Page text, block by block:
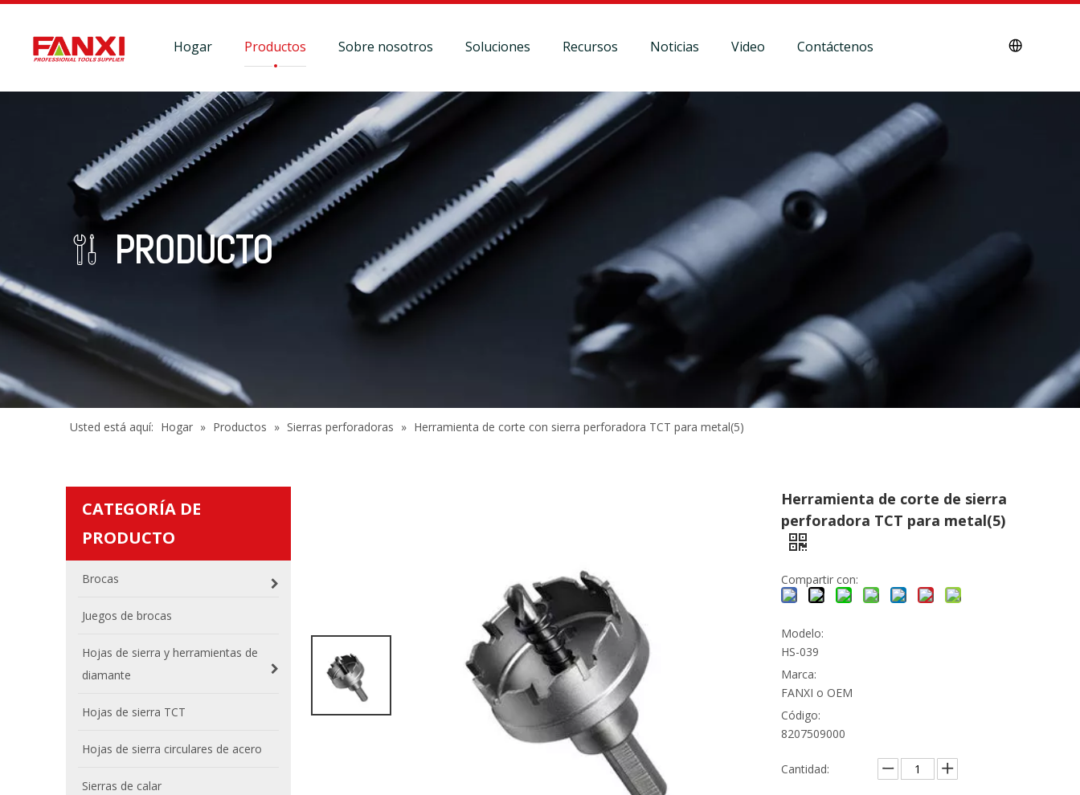
Hogar Productos Sobre nosotros Soluciones Recursos Noticias Video Contáctenos
PRODUCTO
Usted está aquí: Hogar » Productos » Sierras perforadoras » Herramienta de corte con sierra perforadora TCT para metal(5)
CATEGORÍA DE
PRODUCTO
Brocas
Juegos de brocas
Hojas de sierra y herramientas de
diamante
Hojas de sierra TCT
Hojas de sierra circulares de acero
Sierras de calar
Herramienta de corte de sierra
perforadora TCT para metal(5)
Compartir con:
Modelo:
HS-039
Marca:
FANXI o OEM
Código:
8207509000
Cantidad: